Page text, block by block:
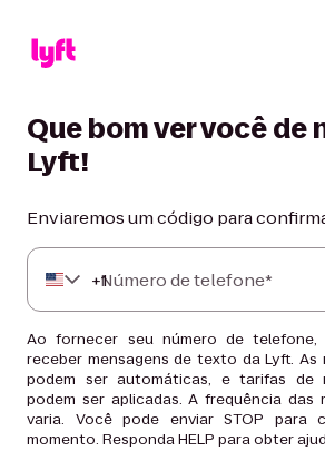
Que bom ver você de
Lyft!
Enviaremos um código para
+1
Número de telefone*
Ao fornecer seu número de
receber mensagens de texto da Lyft. As
podem ser automáticas, e tarifas de
podem ser aplicadas. A frequência das
varia. Você pode enviar STOP para
momento. Responda HELP para obter